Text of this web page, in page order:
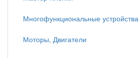
Многофункциональные устройства
Моторы, Двигатели